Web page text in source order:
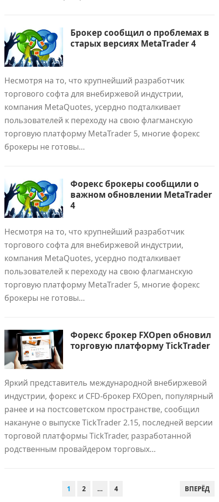
Брокер сообщил о проблемах в
старых версиях MetaTrader 4
Несмотря на то, что крупнейший разработчик
торгового софта для внебиржевой индустрии,
компания MetaQuotes, усердно подталкивает
пользователей к переходу на свою флагманскую
торговую платформу MetaTrader 5, многие форекс
брокеры не готовы…
Форекс брокеры сообщили о
важном обновлении MetaTrader
4
Несмотря на то, что крупнейший разработчик
торгового софта для внебиржевой индустрии,
компания MetaQuotes, усердно подталкивает
пользователей к переходу на свою флагманскую
торговую платформу MetaTrader 5, многие форекс
брокеры не готовы…
Форекс брокер FXOpen обновил
торговую платформу TickTrader
Яркий представитель международной внебиржевой
индустрии, форекс и CFD-брокер FXOpen, популярный
ранее и на постсоветском пространстве, сообщил
накануне о выпуске TickTrader 2.15, последней версии
торговой платформы TickTrader, разработанной
родственным провайдером торговых…
1 2 … 4 ВПЕРЁД